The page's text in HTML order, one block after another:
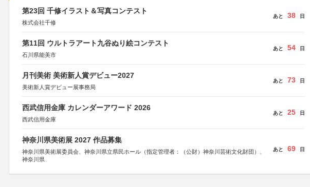
第23回 千修イラスト＆写真コンテスト
株式会社千修
あと 38 日
第11回 ウルトラアート九谷ぬり絵コンテスト
石川県能美市
あと 54 日
月刊美術 美術新人賞デビュー2027
美術新人賞デビュー展事務局
あと 73 日
西武信用金庫 カレンダーアワード 2026
西武信用金庫
あと 25 日
神奈川県美術展 2027 作品募集
神奈川県美術展委員会、神奈川県立県民ホール（指定管理者：（公財）神奈川芸術文化財団）、
神奈川県
あと 69 日